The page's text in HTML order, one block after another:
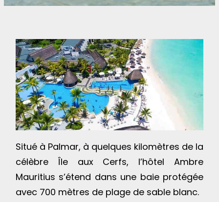
Situé à Palmar, à quelques kilomètres de la
célèbre Île aux Cerfs, l’hôtel Ambre
Mauritius s’étend dans une baie protégée
avec 700 mètres de plage de sable blanc.